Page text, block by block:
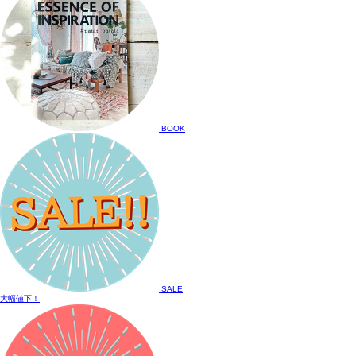
BOOK
SALE
大幅値下！